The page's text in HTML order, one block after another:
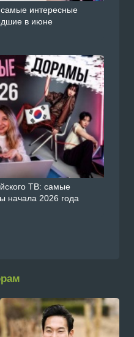
интересные
в июне
ТВ: самые
начала 2026 года